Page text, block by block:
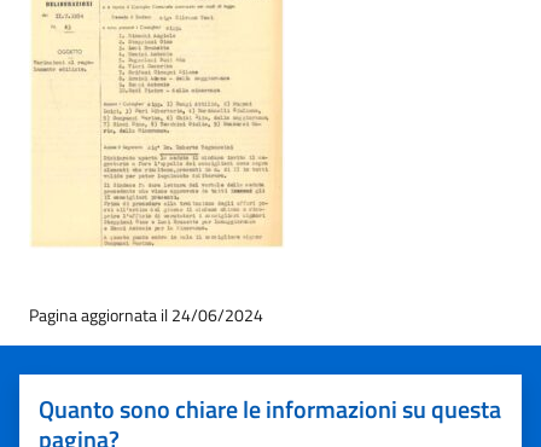
Pagina aggiornata il 24/06/2024
Quanto sono chiare le informazioni su questa
pagina?